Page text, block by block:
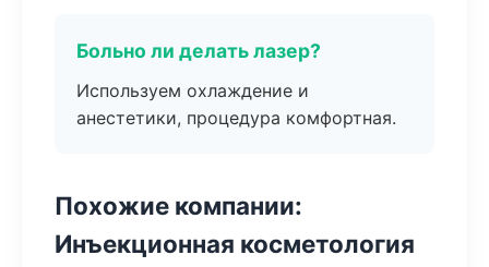
Больно ли делать лазер?
Используем охлаждение и
анестетики, процедура комфортная.
Похожие компании:
Инъекционная косметология